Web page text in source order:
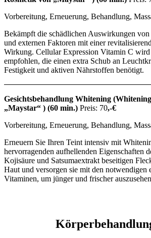
Vorbereitung, Erneuerung, Behandlung,
Bekämpft die schädlichen Auswirkungen von
und externen Faktoren mit einer
Wirkung. Cellular Expression Vitamin C
empfohlen, die einen extra Schub an
Festigkeit und aktiven Nährstoffen benötigt.
Gesichtsbehandlung Whitening
„Maystar“ ) (60 min.) Preis: 70,-€
Vorbereitung, Erneuerung, Behandlung,
Erneuern Sie Ihren Teint intensiv mit
hervorragenden aufhellenden Eigenschaften
Kojisäure und Satsumaextrakt beseitigen
Haut und versorgen sie mit den notwendigen
Vitaminen, um jünger und frischer